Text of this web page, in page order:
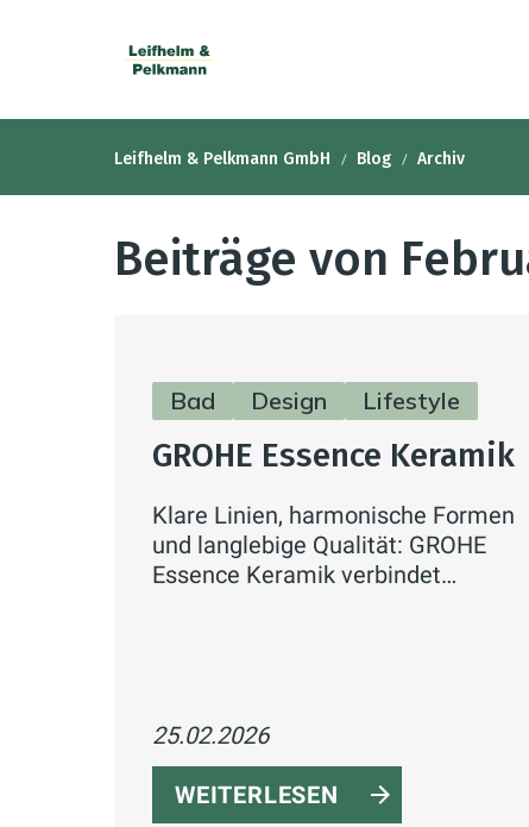
Leifhelm & Pelkmann GmbH Blog Archiv
Beiträge von
Bad Design Lifestyle
GROHE Essence Keramik
Klare Linien, harmonische Formen
und langlebige Qualität: GROHE
Essence Keramik verbindet
25.02.2026
WEITERLESEN